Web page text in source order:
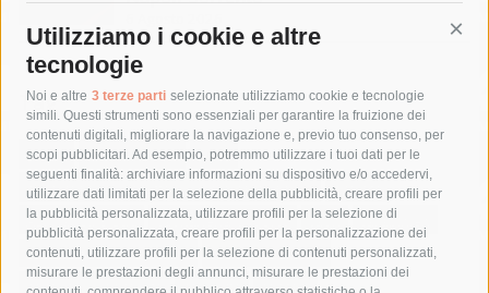
Utilizziamo i cookie e altre
tecnologie
Noi e altre 3 terze parti selezionate utilizziamo cookie e tecnologie
simili. Questi strumenti sono essenziali per garantire la fruizione dei
contenuti digitali, migliorare la navigazione e, previo tuo consenso, per
scopi pubblicitari. Ad esempio, potremmo utilizzare i tuoi dati per le
seguenti finalità: archiviare informazioni su dispositivo e/o accedervi,
utilizzare dati limitati per la selezione della pubblicità, creare profili per
la pubblicità personalizzata, utilizzare profili per la selezione di
pubblicità personalizzata, creare profili per la personalizzazione dei
contenuti, utilizzare profili per la selezione di contenuti personalizzati,
misurare le prestazioni degli annunci, misurare le prestazioni dei
Tag
acqua allerta meteo
anas
area marina protetta di punta campanella
arresto
Asl Napoli 3 sud
capitaneria di porto capri
carabinieri
castellammare di stabia
circumvesuviana
comune di sorrento
concerto
contagi